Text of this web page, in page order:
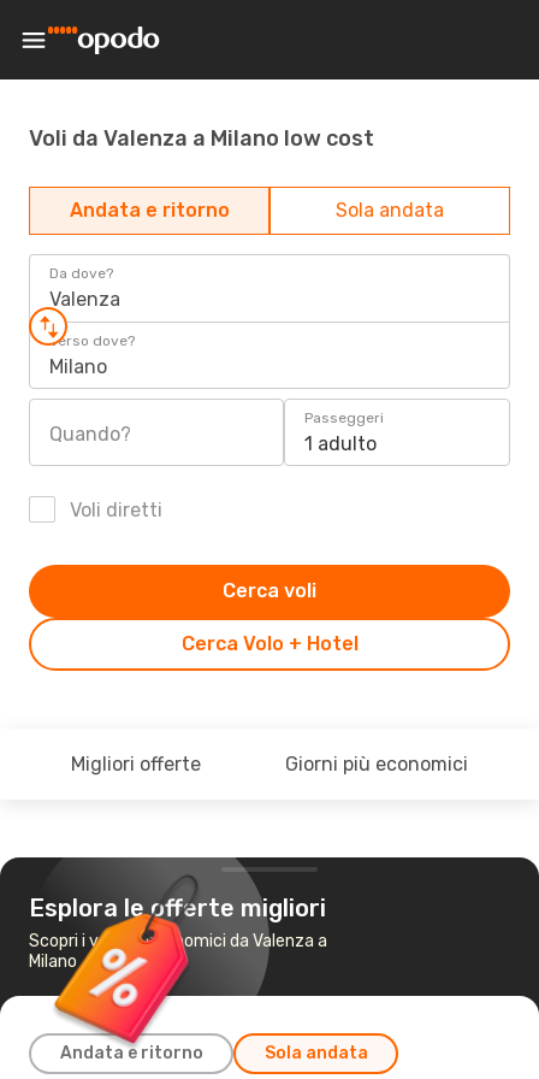
Voli da Valenza a Milano low cost
Andata e ritorno Sola andata
Da dove?
Valenza
Verso dove?
Milano
Quando?
Passeggeri
1 adulto
Voli diretti
Cerca Volo + Hotel
Cerca voli
Migliori offerte Giorni più economici
Esplora le offerte migliori
Scopri i voli più economici da Valenza a
Milano
Andata e ritorno Sola andata